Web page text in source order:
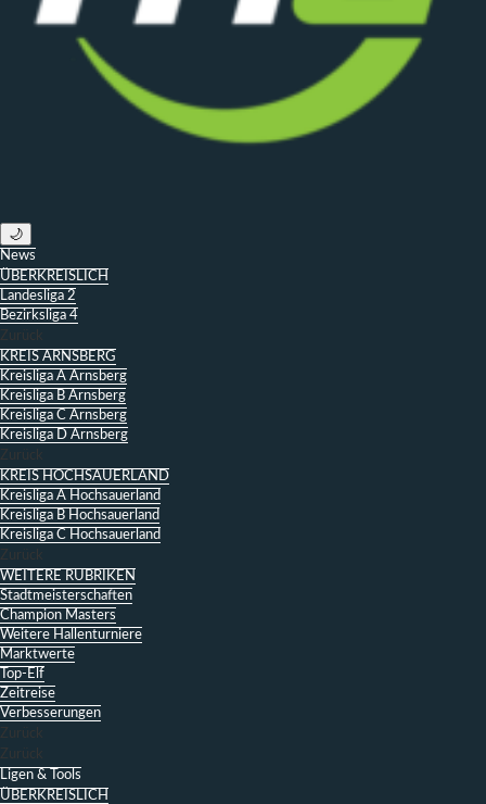
🌙
News
ÜBERKREISLICH
Landesliga 2
Bezirksliga 4
Zurück
KREIS ARNSBERG
Kreisliga A Arnsberg
Kreisliga B Arnsberg
Kreisliga C Arnsberg
Kreisliga D Arnsberg
Zurück
KREIS HOCHSAUERLAND
Kreisliga A Hochsauerland
Kreisliga B Hochsauerland
Kreisliga C Hochsauerland
Zurück
WEITERE RUBRIKEN
Stadtmeisterschaften
Champion Masters
Weitere Hallenturniere
Marktwerte
Top-Elf
Zeitreise
Verbesserungen
Zurück
Zurück
Ligen & Tools
ÜBERKREISLICH